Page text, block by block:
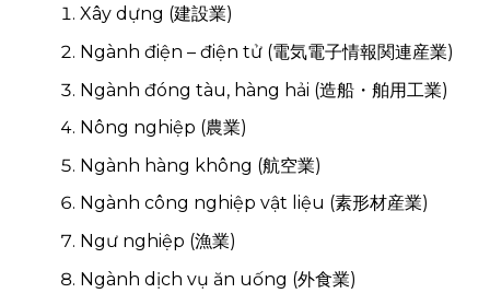
Xây dựng (建設業)
Ngành điện – điện tử (電気電子情報関連産業)
Ngành đóng tàu, hàng hải (造船・舶用工業)
Nông nghiệp (農業)
Ngành hàng không (航空業)
Ngành công nghiệp vật liệu (素形材産業)
Ngư nghiệp (漁業)
Ngành dịch vụ ăn uống (外食業)